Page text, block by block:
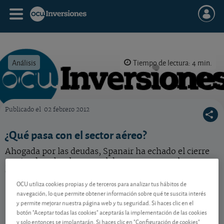
Análisis Tiempo de lectura: 4 min.
Publicado el 02 febrero 2012
¿Qué pasa con el sector aéreo?
Ahogada por las deudas, Spanair ha echado el cierre
poniendo sobre la mesa el duro panorama al que se
Contenido reservado a SOCIOS
OCU utiliza cookies propias y de terceros para analizar tus hábitos de
navegación, lo que permite obtener información sobre qué te suscita interés
y permite mejorar nuestra página web y tu seguridad. Si haces clic en el
botón "Aceptar todas las cookies" aceptarás la implementación de las cookies
y solo entonces se implantarán. Si haces clic en "Configuración de cookies"